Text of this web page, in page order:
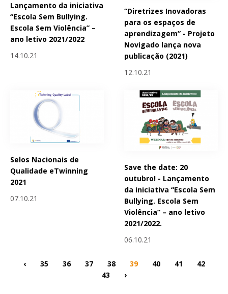
Lançamento da iniciativa
“Escola Sem Bullying.
Escola Sem Violência” –
ano letivo 2021/2022
14.10.21
“Diretrizes Inovadoras
para os espaços de
aprendizagem” - Projeto
Novigado lança nova
publicação (2021)
12.10.21
Selos Nacionais de
Qualidade eTwinning
2021
07.10.21
Save the date: 20
outubro! - Lançamento
da iniciativa “Escola Sem
Bullying. Escola Sem
Violência” – ano letivo
2021/2022.
06.10.21
‹ 35 36 37 38 39 40 41
42
43
›